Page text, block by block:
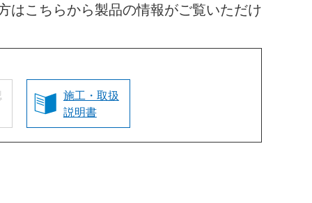
こちらから製品の情報がご覧いただけ
施工・取扱
説明書